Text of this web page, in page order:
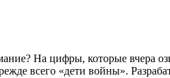
На цифры, которые вчера
всего «дети войны».